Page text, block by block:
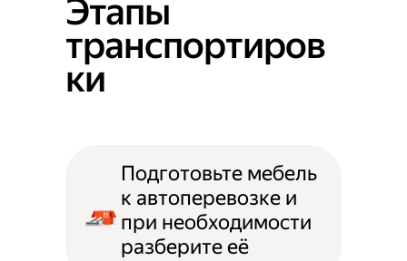
Этапы
транспортиров
ки
Подготовьте мебель
к автоперевозке и
при необходимости
разберите её